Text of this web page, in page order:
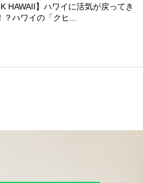
HAWAII】ハワイに活気が戻ってき
？ハワイの「クヒ...